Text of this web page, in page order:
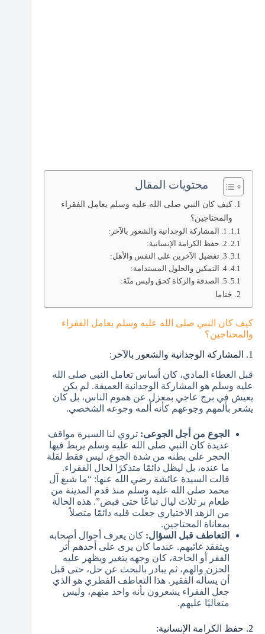
محتويات المقال
كيف كان النبي صلى الله عليه وسلم يعامل الفقراء
والمحتاجين؟
1. المشاركة الوجدانية والشعور بالآخر:
2. حفظ الكرامة الإنسانية:
3. تفضيل الآخرين على النفس والأهل:
4. التمكين والحلول المستدامة:
5. الصدقة والزكاة كحق وليس منّة:
ختاما
كيف كان النبي صلى الله عليه وسلم يعامل الفقراء
والمحتاجين؟
1. المشاركة الوجدانية والشعور بالآخر:
قبل العطاء المادي، كان أساس تعامل النبي صلى الله
عليه وسلم هو المشاركة الوجدانية العميقة. لم يكن
يعيش في برج عاجي بمعزل عن هموم الناس، بل كان
يشعر بألمهم وجوعهم كأنه ألمه وجوعه الشخصي.
الجوع من أجل الجوعى: تروي لنا السيرة مواقف
عديدة كان النبي صلى الله عليه وسلم يربط فيها
الحجر على بطنه من شدة الجوع، ليس فقط لقلة
ما عنده، بل ليظل دائمًا متذكرًا لحال الفقراء.
قالت السيدة عائشة رضي الله عنها: “ما شبع آل
محمد صلى الله عليه وسلم منذ قدم المدينة من
طعام بر ثلاث ليال تباعًا حتى قبض”. هذه الحالة
من الزهد الاختياري جعلت قلبه دائمًا متصلاً
بمعاناة المحتاجين.
التعاطف قبل السؤال: كان يعرف أحوال أصحابه
ويتفقد غائبهم. عندما كان يرى على أحدهم أثر
الفقر أو الحاجة، كان وجهه يتغير ويظهر عليه
الحزن والهم، ثم يبادر بالبحث عن حل، حتى قبل
أن يسأله الفقير. هذا التعاطف الفطري هو الذي
جعل الفقراء يشعرون بأنه واحد منهم، وليس
متعاليًا عليهم.
2. حفظ الكرامة الإنسانية: